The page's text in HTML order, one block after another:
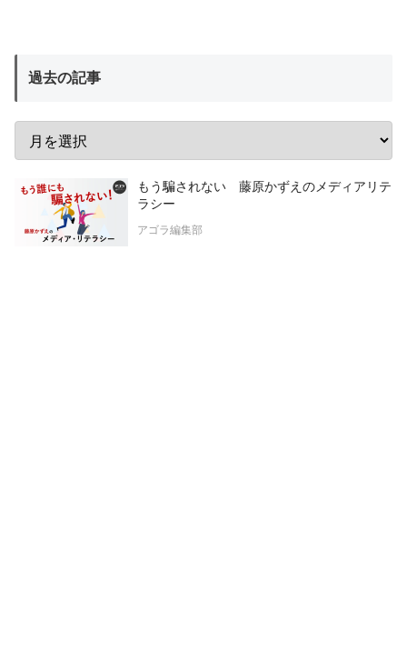
過去の記事
もう騙されない 藤原かずえのメディアリテ
ラシー
アゴラ編集部